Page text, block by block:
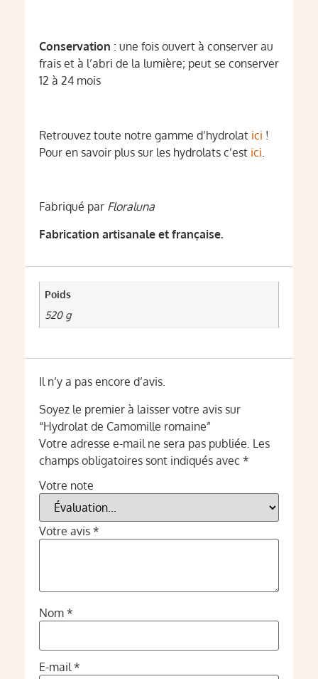
Conservation : une fois ouvert à conserver au
frais et à l’abri de la lumière; peut se conserver
12 à 24 mois
Retrouvez toute notre gamme d’hydrolat ici !
Pour en savoir plus sur les hydrolats c’est ici
Fabriqué par Floraluna
Fabrication artisanale et française.
Poids
520 g
Il n’y a pas encore d’avis.
Soyez le premier à laisser votre avis sur
“Hydrolat de Camomille romaine”
Votre adresse e-mail ne sera pas publiée. Les
champs obligatoires sont indiqués avec *
Votre note
Votre avis *
Nom *
E-mail*